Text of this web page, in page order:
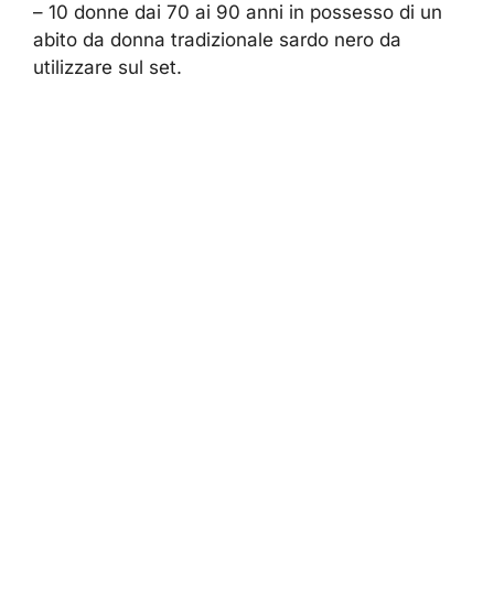
– 10 donne dai 70 ai 90 anni in possesso di un
abito da donna tradizionale sardo nero da
utilizzare sul set.